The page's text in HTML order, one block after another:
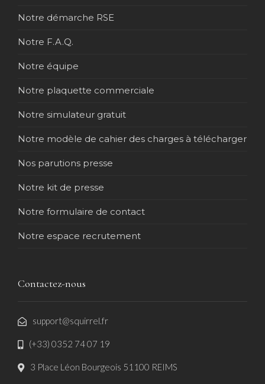
Notre démarche RSE
Notre F.A.Q.
Notre équipe
Notre plaquette commerciale
Notre simulateur gratuit
Notre modèle de cahier des charges à télécharger
Nos parutions presse
Notre kit de presse
Notre formulaire de contact
Notre espace recrutement
Contactez-nous
support@squirrel.fr
(+33) 0352 74 07 19
3 Place Léon Bourgeois 51100 REIMS